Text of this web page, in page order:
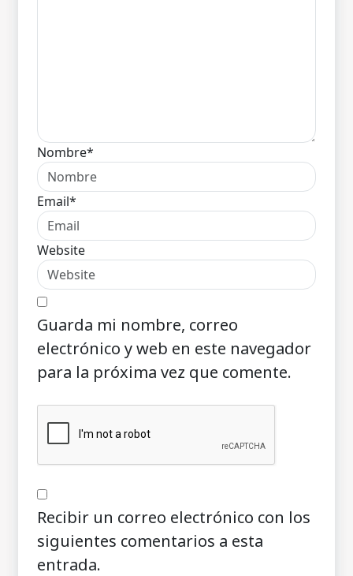
Nombre*
Email*
Website
Guarda mi nombre, correo
electrónico y web en este navegador
para la próxima vez que comente.
Recibir un correo electrónico con los
siguientes comentarios a esta
entrada.